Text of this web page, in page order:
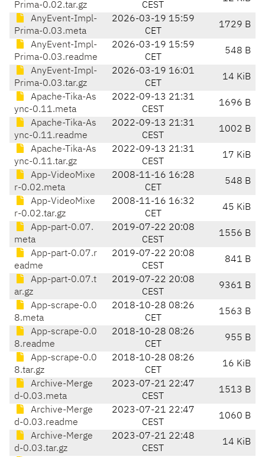
Prima-0.02.tar.gz
CEST
AnyEvent-Impl-
Prima-0.03.meta
2026-03-19 15:59
CET
1729 B
AnyEvent-Impl-
Prima-0.03.readme
2026-03-19 15:59
CET
548 B
AnyEvent-Impl-
Prima-0.03.tar.gz
2026-03-19 16:01
CET
14 KiB
Apache-Tika-As
ync-0.11.meta
2022-09-13 21:31
CEST
1696 B
Apache-Tika-As
ync-0.11.readme
2022-09-13 21:31
CEST
1002 B
Apache-Tika-As
ync-0.11.tar.gz
2022-09-13 21:31
CEST
17 KiB
App-VideoMixe
r-0.02.meta
2008-11-16 16:28
CET
548 B
App-VideoMixe
r-0.02.tar.gz
2008-11-16 16:32
CET
45 KiB
App-part-0.07.
meta
2019-07-22 20:08
CEST
1556 B
App-part-0.07.r
eadme
2019-07-22 20:08
CEST
841 B
App-part-0.07.t
ar.gz
2019-07-22 20:08
CEST
9361 B
App-scrape-0.0
8.meta
2018-10-28 08:26
CET
1563 B
App-scrape-0.0
8.readme
2018-10-28 08:26
CET
955 B
App-scrape-0.0
8.tar.gz
2018-10-28 08:26
CET
16 KiB
Archive-Merge
d-0.03.meta
2023-07-21 22:47
CEST
1513 B
Archive-Merge
d-0.03.readme
2023-07-21 22:47
CEST
1060 B
Archive-Merge
d-0.03.tar.gz
2023-07-21 22:48
CEST
14 KiB